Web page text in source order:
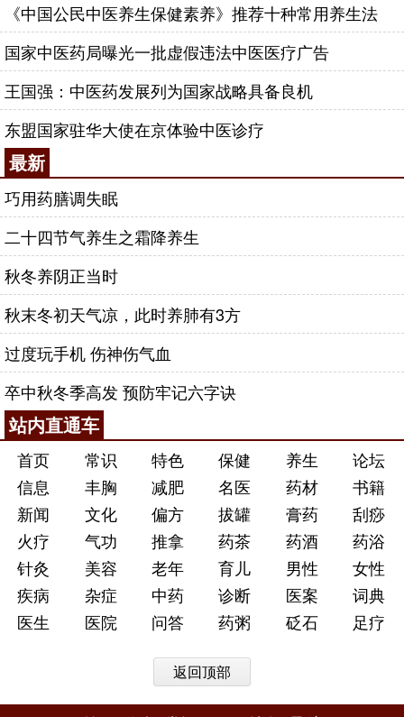
《中国公民中医养生保健素养》推荐十种常用养生法
国家中医药局曝光一批虚假违法中医医疗广告
王国强：中医药发展列为国家战略具备良机
东盟国家驻华大使在京体验中医诊疗
最新
巧用药膳调失眠
二十四节气养生之霜降养生
秋冬养阴正当时
秋末冬初天气凉，此时养肺有3方
过度玩手机 伤神伤气血
卒中秋冬季高发 预防牢记六字诀
站内直通车
首页 常识 特色 保健 养生
论坛
信息
丰胸 减肥 名医 药材
书籍
新闻
文化 偏方 拔罐 膏药
刮痧
火疗
气功 推拿 药茶 药酒
药浴
针灸
美容 老年 育儿 男性
女性
疾病
杂症 中药 诊断 医案
词典
医生
医院 问答 药粥 砭石 足疗
返回顶部